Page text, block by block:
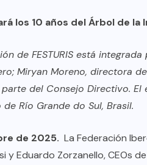
los 10 años del Árbol de la
de FESTURIS está integrada
Miryan Moreno, directora de
del Consejo Directivo. El
Río Grande do Sul, Brasil.
de 2025. La Federación
Eduardo Zorzanello, CEOs de